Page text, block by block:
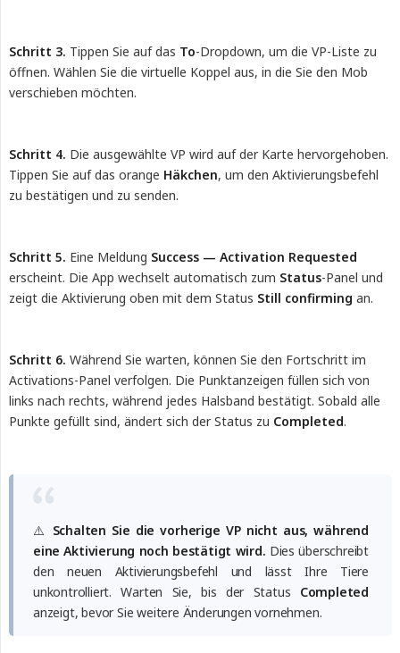
Schritt 3. Tippen Sie auf das To-Dropdown, um die VP-Liste zu
öffnen. Wählen Sie die virtuelle Koppel aus, in die Sie den Mob
verschieben möchten.
Schritt 4. Die ausgewählte VP wird auf der Karte hervorgehoben.
Tippen Sie auf das orange Häkchen, um den Aktivierungsbefehl
zu bestätigen und zu senden.
Schritt 5. Eine Meldung Success — Activation Requested
erscheint. Die App wechselt automatisch zum Status-Panel und
zeigt die Aktivierung oben mit dem Status Still confirming an.
Schritt 6. Während Sie warten, können Sie den Fortschritt im
Activations-Panel verfolgen. Die Punktanzeigen füllen sich von
links nach rechts, während jedes Halsband bestätigt. Sobald alle
Punkte gefüllt sind, ändert sich der Status zu Completed.
⚠️ Schalten Sie die vorherige VP nicht aus, während
eine Aktivierung noch bestätigt wird. Dies überschreibt
den neuen Aktivierungsbefehl und lässt Ihre Tiere
unkontrolliert. Warten Sie, bis der Status Completed
anzeigt, bevor Sie weitere Änderungen vornehmen.